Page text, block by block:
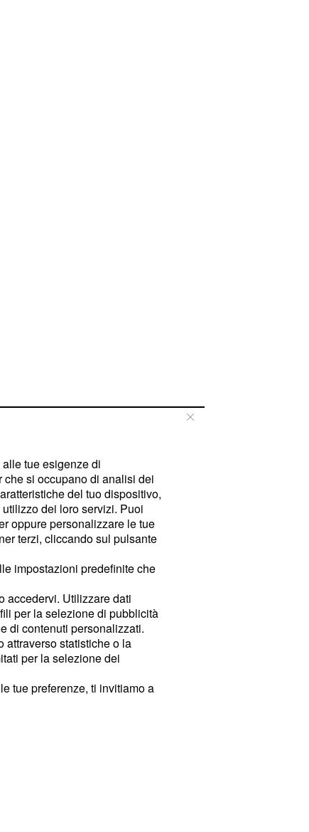
tue esigenze di
che si occupano di analisi dei
del tuo dispositivo,
dei loro servizi. Puoi
oppure personalizzare le tue
terzi, cliccando sul pulsante
impostazioni predefinite che
accedervi. Utilizzare dati
per la selezione di pubblicità
di contenuti personalizzati.
attraverso statistiche o la
per la selezione dei
tue preferenze, ti invitiamo a